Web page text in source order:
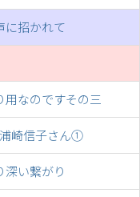
に招かれて
用なのですその三
崎信子さん①
深い繋がり